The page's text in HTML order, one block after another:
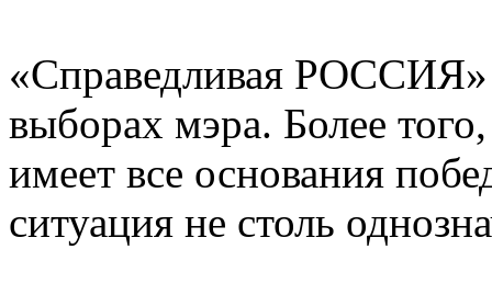
«Справедливая РОССИЯ»
выборах мэра. Более
имеет все основания
ситуация не столь